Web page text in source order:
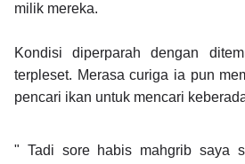
milik mereka.
Kondisi diperparah dengan
terpleset. Merasa curiga ia pun
pencari ikan untuk mencari
" Tadi sore habis mahgrib saya